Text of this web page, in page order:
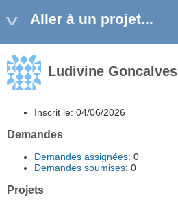
Aller à un projet...
Ludivine Goncalves
Inscrit le: 04/06/2026
Demandes
Demandes assignées: 0
Demandes soumises: 0
Projets